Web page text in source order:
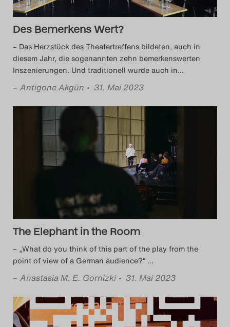
Des Bemerkens Wert?
– Das Herzstück des Theatertreffens bildeten, auch in
diesem Jahr, die sogenannten zehn bemerkenswerten
Inszenierungen. Und traditionell wurde auch in…
– Antigone Akgün • 31. Mai 2023
The Elephant in the Room
– „What do you think of this part of the play from the
point of view of a German audience?“ …
– Anastasia M. E. Gornizki • 31. Mai 2023